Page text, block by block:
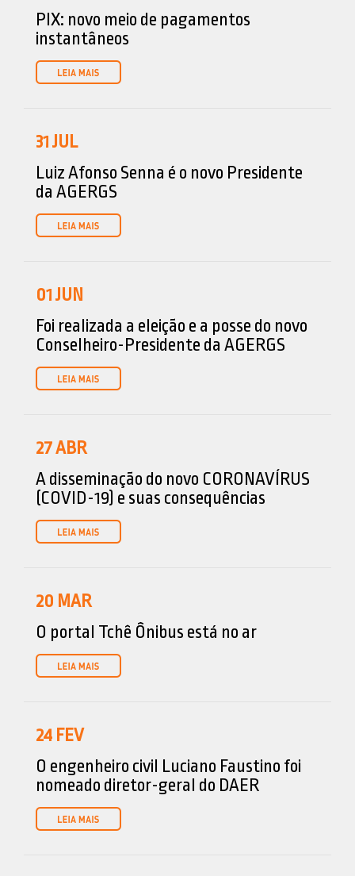
PIX: novo meio de pagamentos
instantâneos
31JUL
Luiz Afonso Senna é o novo Presidente
da AGERGS
01JUN
Foi realizada a eleição e a posse do novo
Conselheiro-Presidente da AGERGS
27ABR
A disseminação do novo CORONAVÍRUS
(COVID-19) e suas consequências
20 MAR
O portal Tchê Ônibus está no ar
24 FEV
O engenheiro civil Luciano Faustino foi
nomeado diretor-geral do DAER